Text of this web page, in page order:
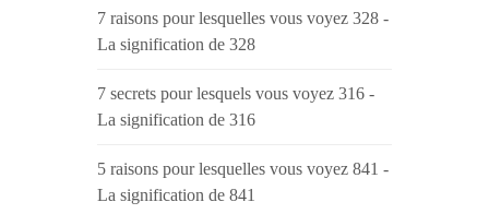
7 raisons pour lesquelles vous voyez 328 -
La signification de 328
7 secrets pour lesquels vous voyez 316 -
La signification de 316
5 raisons pour lesquelles vous voyez 841 -
La signification de 841